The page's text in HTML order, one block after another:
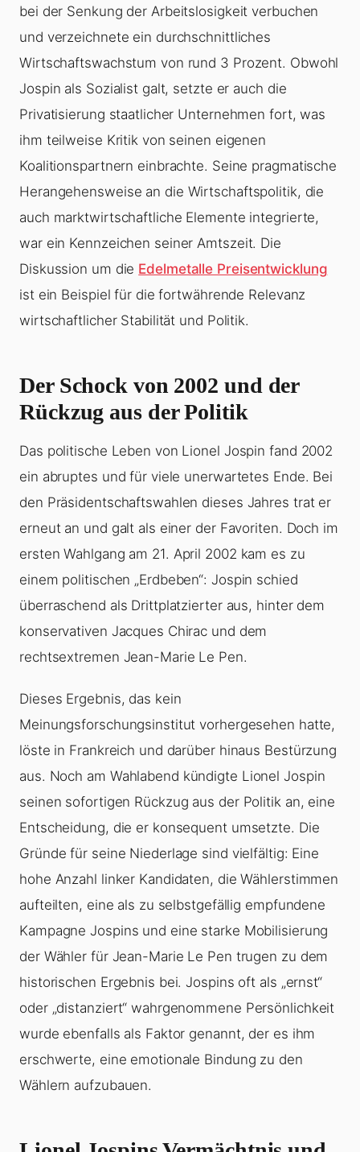
bei der Senkung der Arbeitslosigkeit verbuchen
und verzeichnete ein durchschnittliches
Wirtschaftswachstum von rund 3 Prozent. Obwohl
Jospin als Sozialist galt, setzte er auch die
Privatisierung staatlicher Unternehmen fort, was
ihm teilweise Kritik von seinen eigenen
Koalitionspartnern einbrachte. Seine pragmatische
Herangehensweise an die Wirtschaftspolitik, die
auch marktwirtschaftliche Elemente integrierte,
war ein Kennzeichen seiner Amtszeit. Die
Diskussion um die Edelmetalle Preisentwicklung
ist ein Beispiel für die fortwährende Relevanz
wirtschaftlicher Stabilität und Politik.
Der Schock von 2002 und der
Rückzug aus der Politik
Das politische Leben von Lionel Jospin fand 2002
ein abruptes und für viele unerwartetes Ende. Bei
den Präsidentschaftswahlen dieses Jahres trat er
erneut an und galt als einer der Favoriten. Doch im
ersten Wahlgang am 21. April 2002 kam es zu
einem politischen „Erdbeben“: Jospin schied
überraschend als Drittplatzierter aus, hinter dem
konservativen Jacques Chirac und dem
rechtsextremen Jean-Marie Le Pen.
Dieses Ergebnis, das kein
Meinungsforschungsinstitut vorhergesehen hatte,
löste in Frankreich und darüber hinaus Bestürzung
aus. Noch am Wahlabend kündigte Lionel Jospin
seinen sofortigen Rückzug aus der Politik an, eine
Entscheidung, die er konsequent umsetzte. Die
Gründe für seine Niederlage sind vielfältig: Eine
hohe Anzahl linker Kandidaten, die Wählerstimmen
aufteilten, eine als zu selbstgefällig empfundene
Kampagne Jospins und eine starke Mobilisierung
der Wähler für Jean-Marie Le Pen trugen zu dem
historischen Ergebnis bei. Jospins oft als „ernst“
oder „distanziert“ wahrgenommene Persönlichkeit
wurde ebenfalls als Faktor genannt, der es ihm
erschwerte, eine emotionale Bindung zu den
Wählern aufzubauen.